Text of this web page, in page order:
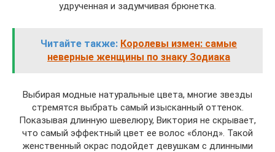
удрученная и задумчивая брюнетка.
Читайте также: Королевы измен: самые
неверные женщины по знаку Зодиака
Выбирая модные натуральные цвета, многие звезды
стремятся выбрать самый изысканный оттенок.
Показывая длинную шевелюру, Виктория не скрывает,
что самый эффектный цвет ее волос «блонд». Такой
женственный окрас подойдет девушкам с длинными